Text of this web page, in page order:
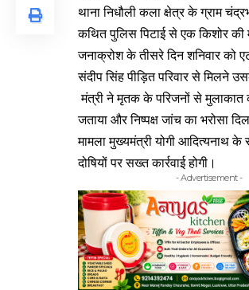
थाना निधौली कला क्षेत्र के ग्राम
कथित पुलिस पिटाई से एक किशोर
जनाक्रोश के तीसरे दिन शनिवार को
संदीप सिंह पीड़ित परिवार से मिलने
मंत्री ने मृतक के परिजनों से
जताया और निष्पक्ष जांच का भरोसा
मामला मुख्यमंत्री योगी आदित्यनाथ के
दोषियों पर सख्त कार्रवाई होगी।
- Advertisement -